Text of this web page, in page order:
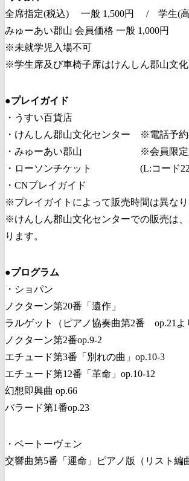
全席指定(税込) 一般 1,500円 / 学生(
みゅーあい郡山 会員価格 一般 1,000円
※未就学児入場不可
※学生席及び車椅子席はけんしん郡山文
●プレイガイド
・うすい百貨店
・けんしん郡山文化センター ※電話予
・みゅーあい郡山 ※会員限定
・ローソンチケット (L:コード
・CNプレイガイド
※プレイガイトによって販売時間は異なり
※けんしん郡山文化センターでの販売は
ります。
●プログラム
・ショパン
ノクターン第20番「遺作」
ラルゲット（ピアノ協奏曲第2番 op.21よ
ノクターン第2番op.9-2
エチュード第3番「別れの曲」op.10-3
エチュード第12番「革命」op.10-12
幻想即興曲 op.66
バラード第1番op.23
・ベートーヴェン
交響曲第5番「運命」ピアノ版（リスト編